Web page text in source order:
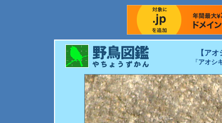
【ア
『 アオシ